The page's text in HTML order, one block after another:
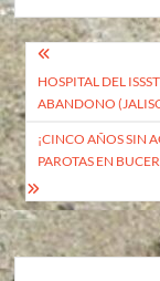
de
entradas
HOSPITAL DEL
ABANDONO
¡CINCO AÑOS SIN
PAROTAS EN